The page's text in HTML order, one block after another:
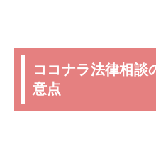
ココナラ法律相談
意点